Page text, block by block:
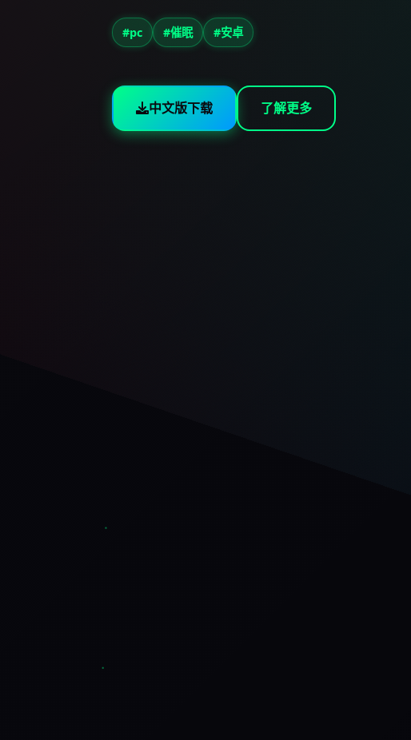
#pc #催眠 #安卓
中文版下载 了解更多